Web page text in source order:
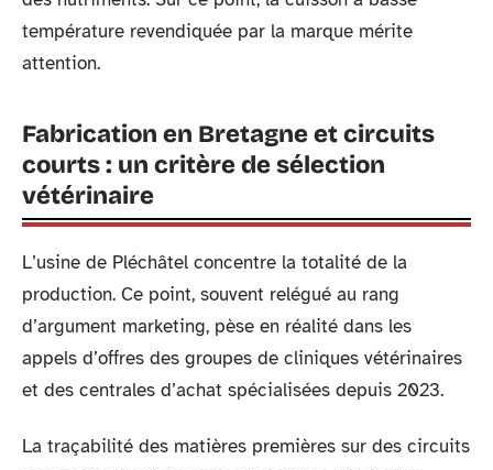
température revendiquée par la marque mérite
attention.
Fabrication en Bretagne et circuits
courts : un critère de sélection
vétérinaire
L’usine de Pléchâtel concentre la totalité de la
production. Ce point, souvent relégué au rang
d’argument marketing, pèse en réalité dans les
appels d’offres des groupes de cliniques vétérinaires
et des centrales d’achat spécialisées depuis 2023.
La traçabilité des matières premières sur des circuits